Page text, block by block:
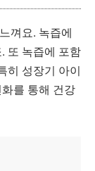
껴요. 녹즙에
또 녹즙에 포함
히 성장기 아이
를 통해 건강